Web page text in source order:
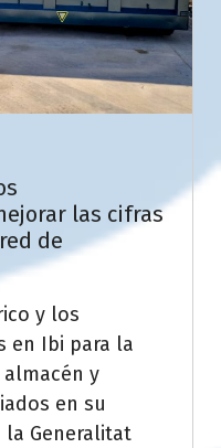
las cifras
de
y los
en Ibi para la
y
en su
Generalitat